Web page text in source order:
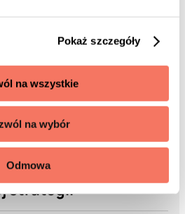
Pokaż szczegóły
na wszystkie
na wybór
Odmowajako fundament
strategii